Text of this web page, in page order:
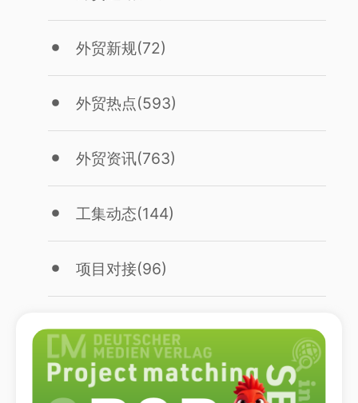
外贸新规(72)
外贸热点(593)
外贸资讯(763)
工集动态(144)
项目对接(96)